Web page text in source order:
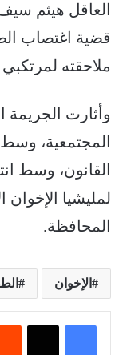
العاقل هيثم
قضية اغتصاب
ملاحقته
وأثارت الجريمة
المجتمعية،
القانون، وسط
لمليشيا
المحافظة.
الإخوان